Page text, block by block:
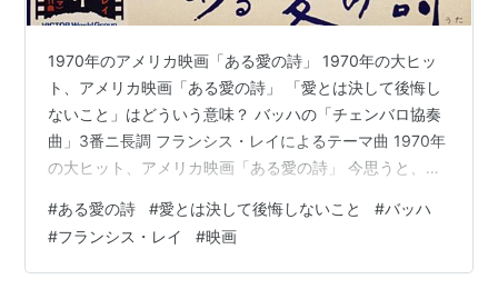
1970年のアメリカ映画「ある愛の詩」 1970年の大ヒッ
ト、アメリカ映画「ある愛の詩」 「愛とは決して後悔し
ないこと」はどういう意味？ バッハの「チェンバロ協奏
曲」3番ニ長調 フランシス・レイによるテーマ曲 1970年
の大ヒット、アメリカ映画「ある愛の詩」 今思うと、
思う映画が過去にはあるが、1970年の大ヒット、アメリ
カ映画「ある愛の詩」（原題：Love Story）はそのひと
つかもしれない。 日本での公開当時、私は中学生だった
#ある愛の詩 #愛とは決して後悔しないこと #バッハ
#フランシス・レイ #映画